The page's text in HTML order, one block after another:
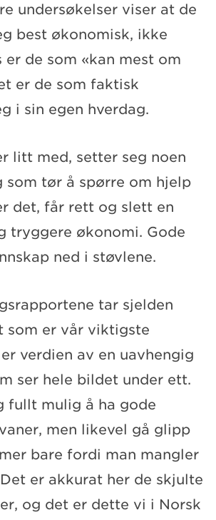
undersøkelser viser at de
best økonomisk, ikke
er de som «kan mest om
er de som faktisk
i sin egen hverdag.
litt med, setter seg noen
som tør å spørre om hjelp
det, får rett og slett en
tryggere økonomi. Gode
ned i støvlene.
tar sjelden
som er vår viktigste
verdien av en uavhengig
ser hele bildet under ett.
fullt mulig å ha gode
men likevel gå glipp
bare fordi man mangler
er akkurat her de skjulte
og det er dette vi i Norsk